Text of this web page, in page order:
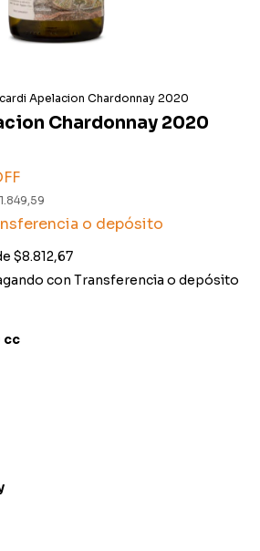
Apelacion Chardonnay 2020
Chardonnay 2020
o depósito
$8.812,67
con Transferencia o depósito
cc